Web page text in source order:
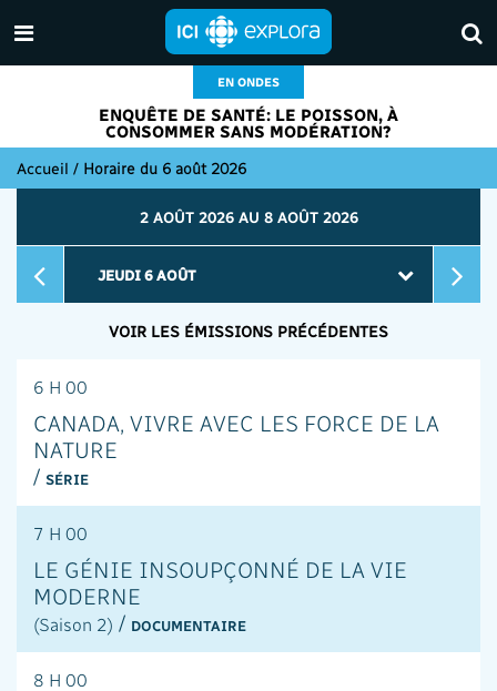
EN ONDES
ENQUÊTE DE SANTÉ: LE POISSON, À
CONSOMMER SANS MODÉRATION?
Accueil / Horaire du 6 août 2026
2 AOÛT 2026 AU 8 AOÛT 2026
VOIR LES ÉMISSIONS PRÉCÉDENTES
6 H 00
CANADA, VIVRE AVEC LES FORCE DE LA
NATURE
/ SÉRIE
7 H 00
LE GÉNIE INSOUPÇONNÉ DE LA VIE
MODERNE
(Saison 2) / DOCUMENTAIRE
8 H 00